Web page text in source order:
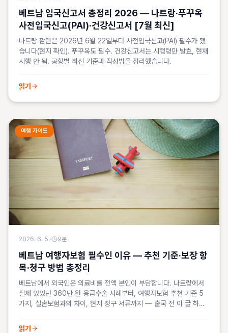
베트남 입국신고서 총정리 2026 — 나트랑·푸꾸옥
사전입국신고(PAI)·건강신고서 [7월 최신]
나트랑 깜란은 2026년 6월 22일부터 사전입국신고(PAI) 필수가 됐
습니다(현지 확인). 푸꾸옥도 필수. 건강신고서는 시행령만 발효, 현재
시행 안 됨. 공항별 최신 기준과 작성법을 정리했습니다.
읽기
여행 가이드
2026. 6. 5.· 9분
베트남 여행자보험 필수인 이유 — 추천 기준·보장 항
목·청구 방법 총정리
베트남에서 외국인은 의료비를 전액 본인이 부담합니다. 나트랑에서
실제 있었던 360만 원 응급수술 사례부터, 여행자보험 추천 기준 5
가지, 실손보험과의 차이, 현지 청구 서류까지 — 출국 전 이 글 하나
읽기